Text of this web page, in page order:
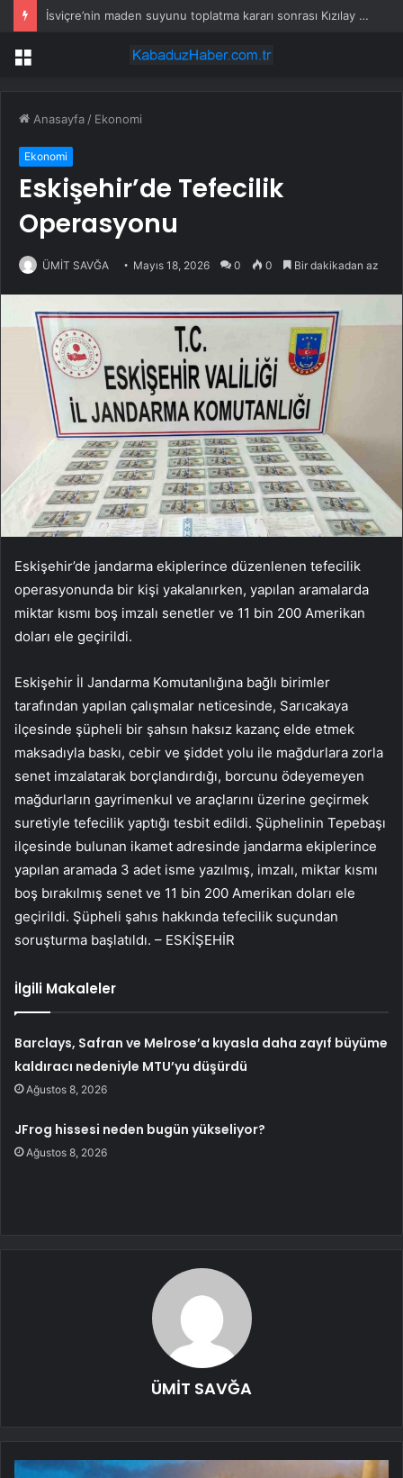
İsviçre’nin maden suyunu toplatma kararı sonrası Kızılay sessizliğini bozdu
Menü
Anasayfa / Ekonomi
Ekonomi
Eskişehir’de Tefecilik
Operasyonu
ÜMİT SAVĞA Mayıs 18, 2026 0 0 Bir dakikadan az
Eskişehir’de jandarma ekiplerince düzenlenen tefecilik
operasyonunda bir kişi yakalanırken, yapılan aramalarda
miktar kısmı boş imzalı senetler ve 11 bin 200 Amerikan
doları ele geçirildi.
Eskişehir İl Jandarma Komutanlığına bağlı birimler
tarafından yapılan çalışmalar neticesinde, Sarıcakaya
ilçesinde şüpheli bir şahsın haksız kazanç elde etmek
maksadıyla baskı, cebir ve şiddet yolu ile mağdurlara zorla
senet imzalatarak borçlandırdığı, borcunu ödeyemeyen
mağdurların gayrimenkul ve araçlarını üzerine geçirmek
suretiyle tefecilik yaptığı tesbit edildi. Şüphelinin Tepebaşı
ilçesinde bulunan ikamet adresinde jandarma ekiplerince
yapılan aramada 3 adet isme yazılmış, imzalı, miktar kısmı
boş bırakılmış senet ve 11 bin 200 Amerikan doları ele
geçirildi. Şüpheli şahıs hakkında tefecilik suçundan
soruşturma başlatıldı. – ESKİŞEHİR
İlgili Makaleler
Barclays, Safran ve Melrose’a kıyasla daha zayıf büyüme
kaldıracı nedeniyle MTU’yu düşürdü
Ağustos 8, 2026
JFrog hissesi neden bugün yükseliyor?
Ağustos 8, 2026
ÜMİT SAVĞA